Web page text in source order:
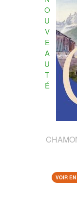
O
U
V
E
A
U
T
É
VOIR